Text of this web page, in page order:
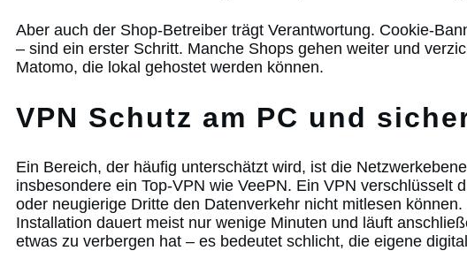
Aber auch der Shop-Betreiber trägt Verantwortung. Cookie-
– sind ein erster Schritt. Manche Shops gehen weiter und
Matomo, die lokal gehostet werden können.
VPN Schutz am PC und
Ein Bereich, der häufig unterschätzt wird, ist die
insbesondere ein Top-VPN wie VeePN. Ein VPN
oder neugierige Dritte den Datenverkehr nicht mitlesen
Installation dauert meist nur wenige Minuten und läuft
etwas zu verbergen hat – es bedeutet schlicht, die eigene